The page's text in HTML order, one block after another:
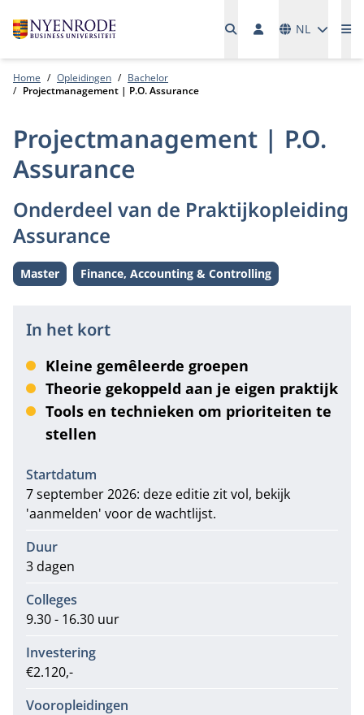
NL
Home Opleidingen
Bachelor
Projectmanagement | P.O. Assurance
Projectmanagement | P.O.
Assurance
Onderdeel van de Praktijkopleiding
Assurance
Level:
Master Thema:
Finance, Accounting & Controlling
In het kort
Kleine gemêleerde groepen
Theorie gekoppeld aan je eigen praktijk
Tools en technieken om prioriteiten te
stellen
Informatie
Startdatum
7 september 2026: deze editie zit vol, bekijk
'aanmelden' voor de wachtlijst.
Duur
3 dagen
Colleges
9.30 - 16.30 uur
Investering
€2.120,-
Vooropleidingen